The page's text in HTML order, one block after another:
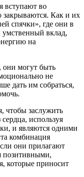
вступают во
закрываются. Как и их
спячки», где они в
вклад,
на
они могут быть
не
дать им собраться,
чтобы заслужить
используя
и являются одними
комбинация
они прилагают
позитивными,
которые приносит